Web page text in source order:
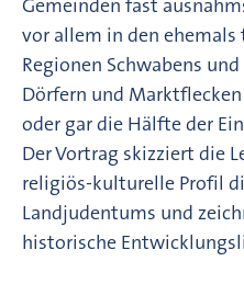
Gemeinden fast
vor allem in den
Regionen Schwabens
Dörfern und
oder gar die Hälfte der
Der Vortrag skizziert die
religiös-kulturelle Profil
Landjudentums und
historische